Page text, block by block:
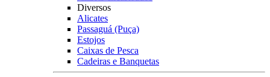
Diversos
Alicates
Passaguá (Puça)
Estojos
Caixas de Pesca
Cadeiras e Banquetas